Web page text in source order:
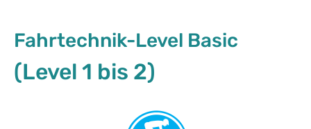
Fahrtechnik-Level Basic
(Level 1 bis 2)